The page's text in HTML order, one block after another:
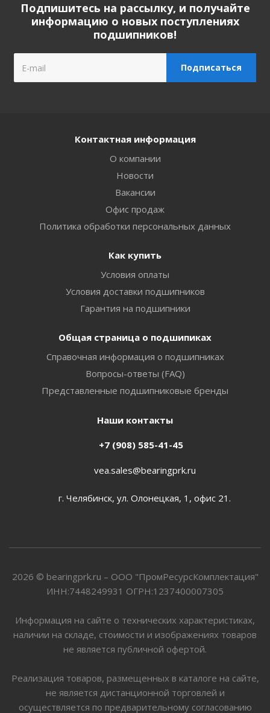
Подпишитесь на рассылку, и получайте
информацию о новых поступлениях
подшипников!
Контактная информация
О компании
Новости
Вакансии
Офис продаж
Политика обработки персональных данных
Как купить
Условия оплаты
Условия доставки подшипников
Гарантия на подшипники
Общая страница о подшипиках
Справочная информация о подшипниках
Вопросы-ответы (FAQ)
Представленные подшипниковые бренды
Наши контакты
+7 (908) 585-41-45
vea.sales@bearingprk.ru
г. Челябинск, ул. Олонецкая, 1, офис 21.
2026 © bearingprk.ru – ООО "ПромРесурсКомплектация"
ИНН:7448249931 ОГРН:1237400007305
Информация на сайте о технических характеристиках,
наличии на складе, стоимости и изображениях товаров
не является публичной офертой.
Реализация товаров, размещенных в каталоге на сайте,
не является дистанционной торговлей и
осуществляется по предварительному согласованию